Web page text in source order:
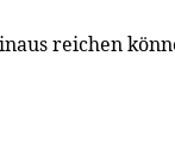
reichen